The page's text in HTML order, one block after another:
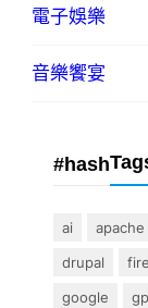
電子娛樂
音樂饗宴
#hash
ai apache
drupal
google